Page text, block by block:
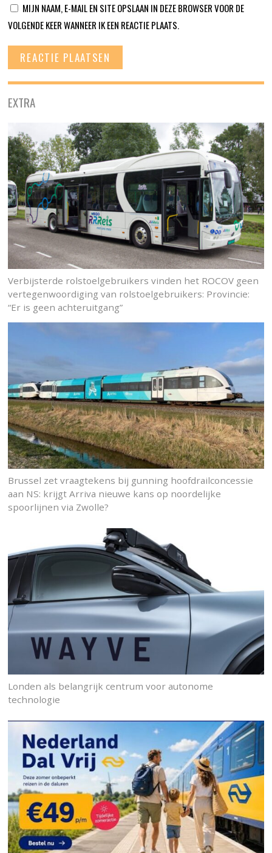
MIJN NAAM, E-MAIL EN SITE OPSLAAN IN DEZE BROWSER VOOR DE
VOLGENDE KEER WANNEER IK EEN REACTIE PLAATS.
EXTRA
Verbijsterde rolstoelgebruikers vinden het ROCOV geen
vertegenwoordiging van rolstoelgebruikers: Provincie:
“Er is geen achteruitgang”
Brussel zet vraagtekens bij gunning hoofdrailconcessie
aan NS: krijgt Arriva nieuwe kans op noordelijke
spoorlijnen via Zwolle?
Londen als belangrijk centrum voor autonome
technologie